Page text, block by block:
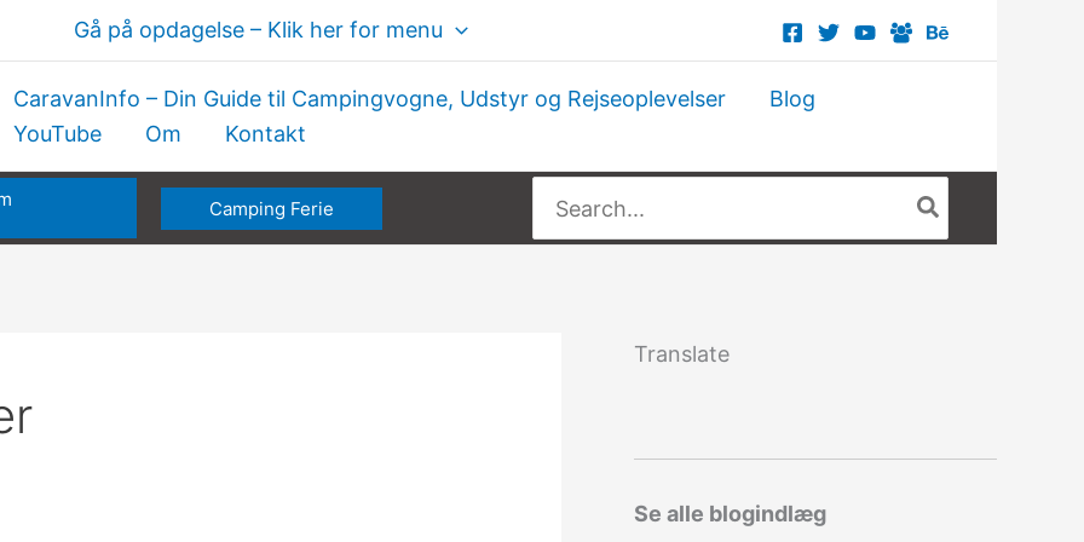
Gå på opdagelse – Klik her for menu
CaravanInfo – Din Guide til Campingvogne, Udstyr og Rejseoplevelser
Blog
YouTube
Om Kontakt
Camping Ferie
efter:
Translate
Se alle blogindlæg